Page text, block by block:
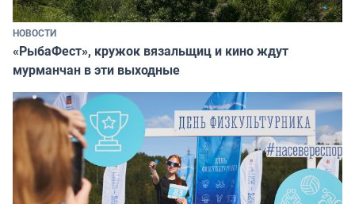
НОВОСТИ
«РыбаФест», кружок вязальщиц и кино ждут
мурманчан в эти выходные